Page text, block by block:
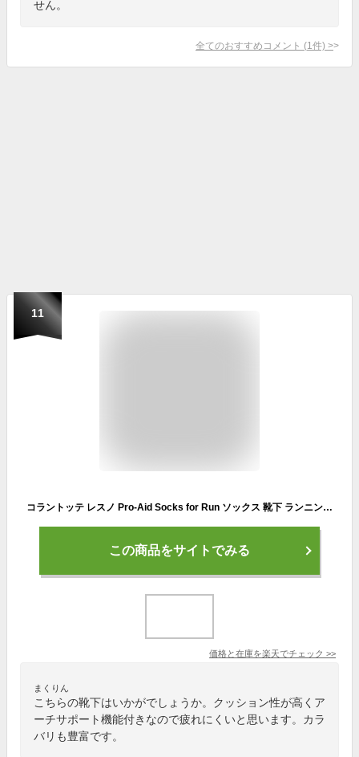
せん。
全てのおすすめコメント (1 件) >
11
コラントッテ レスノ Pro-Aid Socks for Run ソックス 靴下 ランニング 低反発 高反発 足が疲れない 速乾性 通気性 ジョギング レディース メンズ ユニセックス 甲斐拓也 ギフト プレゼント 母の日
この商品をサイトでみる
価格と在庫を楽天でチェック >>
まくりん
こちらの靴下はいかがでしょうか。クッション性が高くア
ーチサポート機能付きなので疲れにくいと思います。カラ
バリも豊富です。